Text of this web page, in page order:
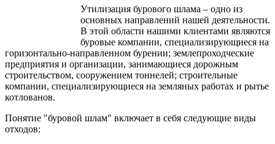
Утилизация бурового шлама – одно из
основных направлений нашей деятельности.
В этой области нашими клиентами являются
буровые компании, специализирующиеся на
горизонтально-направленном бурении; землепроходческие
предприятия и организации, занимающиеся дорожным
строительством, сооружением тоннелей; строительные
компании, специализирующиеся на земляных работах и рытье
котлованов.
Понятие "буровой шлам" включает в себя следующие виды
отходов: